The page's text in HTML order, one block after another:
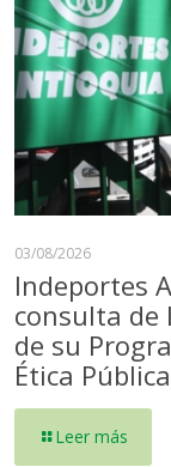
03/08/2026
Indeportes
consulta de
de su
Ética Pública
Leer más